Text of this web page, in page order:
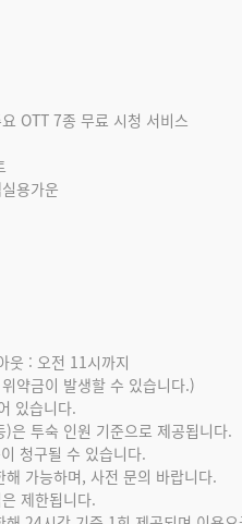
OTT 7종 무료 시청 서비스
용가운
웃 : 오전 11시까지
약금이 발생할 수 있습니다.)
있습니다.
은 투숙 인원 기준으로 제공됩니다.
청구될 수 있습니다.
가능하며, 사전 문의 바랍니다.
제한됩니다.